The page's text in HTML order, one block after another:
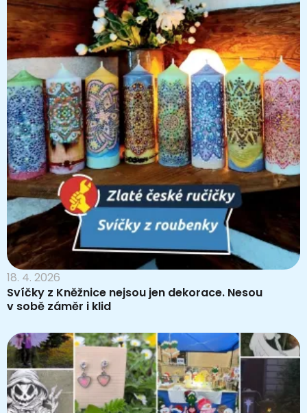
18. 4. 2026
Svíčky z Kněžnice nejsou jen dekorace. Nesou
v sobě záměr i klid